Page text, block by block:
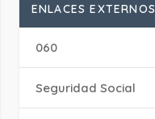
ENLACES EXTERNOS
060
Seguridad Social